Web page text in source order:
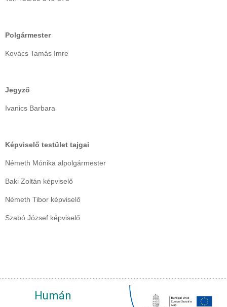
Polgármester
Kovács Tamás Imre
Jegyző
Ivanics Barbara
Képviselő testület tajgai
Németh Mónika alpolgármester
Baki Zoltán képviselő
Németh Tibor képviselő
Szabó József képviselő
Humán